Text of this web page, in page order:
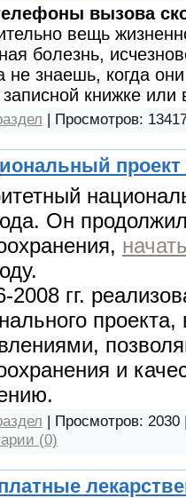
вызова
вещь
болезнь,
не знаешь, когда
книжке или
| Просмотров:
Он
2008 гг.
и
| Просмотров: 2030
(0)